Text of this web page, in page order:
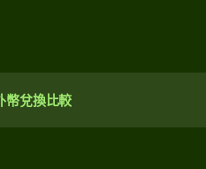
幣兌換比較